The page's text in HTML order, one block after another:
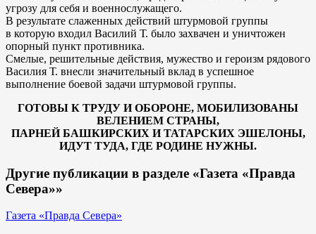
угрозу для себя и военнослужащего.
В результате слаженных действий штурмовой группы
в которую входил Василий Т. было захвачен и уничтожен
опорный пункт противника.
Смелые, решительные действия, мужество и героизм рядового
Василия Т. внесли значительный вклад в успешное
выполнение боевой задачи штурмовой группы.
ГОТОВЫ К ТРУДУ И ОБОРОНЕ, МОБИЛИЗОВАНЫ
ВЕЛЕНИЕМ СТРАНЫ,
ПАРНЕЙ БАШКИРСКИХ И ТАТАРСКИХ ЭШЕЛОНЫ,
ИДУТ ТУДА, ГДЕ РОДИНЕ НУЖНЫ.
Другие публикации в разделе «Газета «Правда
Севера»»
Газета «Правда Севера»